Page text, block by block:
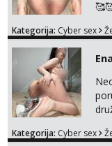
Kategorija: Cyber sex
Kategorija: Cyber sex